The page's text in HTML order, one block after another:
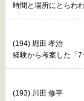
時間と場所にとらわ
(194) 堀田 孝治
経験から考案した「
(193) 川田 修平